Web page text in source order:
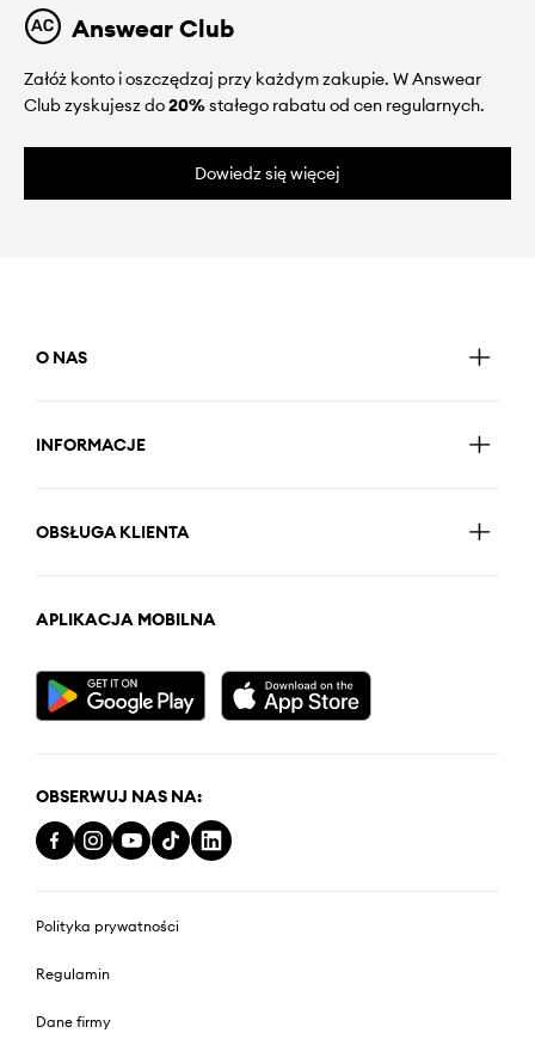
Answear Club
Załóż konto i oszczędzaj przy każdym zakupie. W Answear
Club zyskujesz do20%stałego rabatu od cen regularnych.
Dowiedz się więcej
O NAS
INFORMACJE
OBSŁUGA KLIENTA
APLIKACJA MOBILNA
OBSERWUJ NAS NA:
Polityka prywatności
Regulamin
Dane firmy